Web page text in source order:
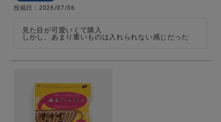
ギフト
投稿日 2026/07/06
見た目が可愛いくて購入
しかし、あまり重いものは入れられない感じだった